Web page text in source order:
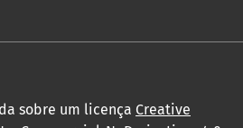
sobre um licença Creative